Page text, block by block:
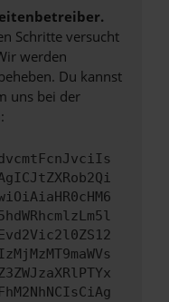
Schritte versucht
werden
Du kannst
uns bei der